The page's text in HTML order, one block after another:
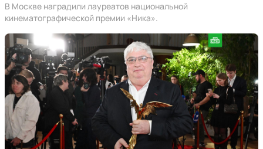
В Москве наградили лауреатов национальной
кинематографической премии «Ника».